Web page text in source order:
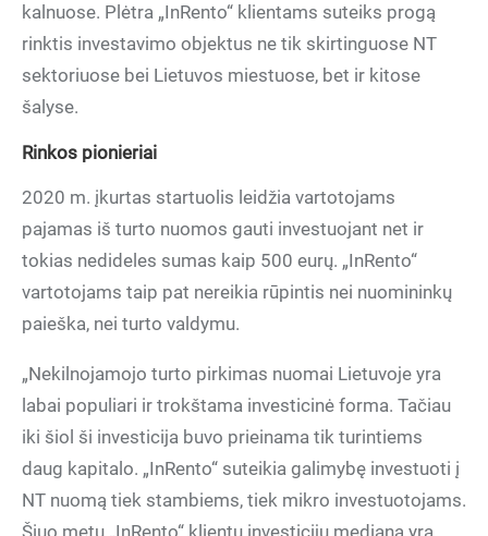
kalnuose. Plėtra „InRento“ klientams suteiks progą
rinktis investavimo objektus ne tik skirtinguose NT
sektoriuose bei Lietuvos miestuose, bet ir kitose
šalyse.
Rinkos pionieriai
2020 m. įkurtas startuolis leidžia vartotojams
pajamas iš turto nuomos gauti investuojant net ir
tokias nedideles sumas kaip 500 eurų. „InRento“
vartotojams taip pat nereikia rūpintis nei nuomininkų
paieška, nei turto valdymu.
„Nekilnojamojo turto pirkimas nuomai Lietuvoje yra
labai populiari ir trokštama investicinė forma. Tačiau
iki šiol ši investicija buvo prieinama tik turintiems
daug kapitalo. „InRento“ suteikia galimybę investuoti į
NT nuomą tiek stambiems, tiek mikro investuotojams.
Šiuo metu „InRento“ klientų investicijų mediana yra